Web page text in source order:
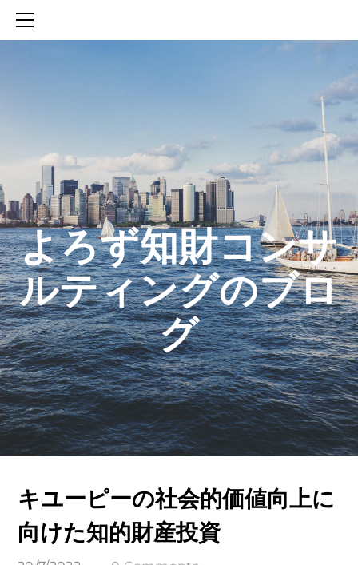
​よろず知財コンサ
ルティングのブロ
グ
キユーピーの社会的価値向上に
向けた知的財産投資
SERVICES
知財活動のROICへの貢献
生成AIを活用した知財戦略の策定方法
生成AIとの「壁打ち」で、新たな発明を創出する方法